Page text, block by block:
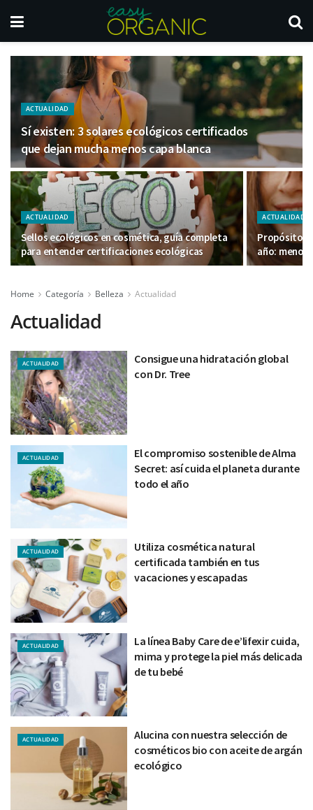
ACTUALIDAD
Sí existen: 3 solares ecológicos certificados
que dejan mucha menos capa blanca
ACTUALIDAD
Sellos ecológicos en cosmética, guía completa
para entender certificaciones ecológicas
ACTUALIDAD
Propósitos
año:
Home Categoría Belleza Actualidad
Actualidad
ACTUALIDAD
Consigue una hidratación global
con Dr. Tree
ACTUALIDAD
El compromiso sostenible de Alma
Secret: así cuida el planeta durante
todo el año
ACTUALIDAD
Utiliza cosmética natural
certificada también en tus
vacaciones y escapadas
ACTUALIDAD
La línea Baby Care de e’lifexir cuida,
mima y protege la piel más delicada
de tu bebé
ACTUALIDAD
Alucina con nuestra selección de
cosméticos bio con aceite de argán
ecológico